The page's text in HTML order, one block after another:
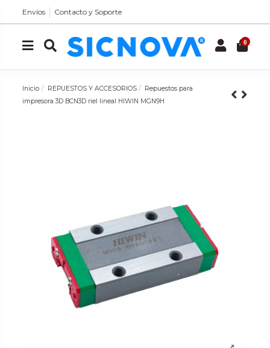
Envíos Contacto y Soporte
0
Inicio REPUESTOS Y ACCESORIOS
Repuestos para
impresora 3D BCN3D riel lineal HIWIN MGN9H